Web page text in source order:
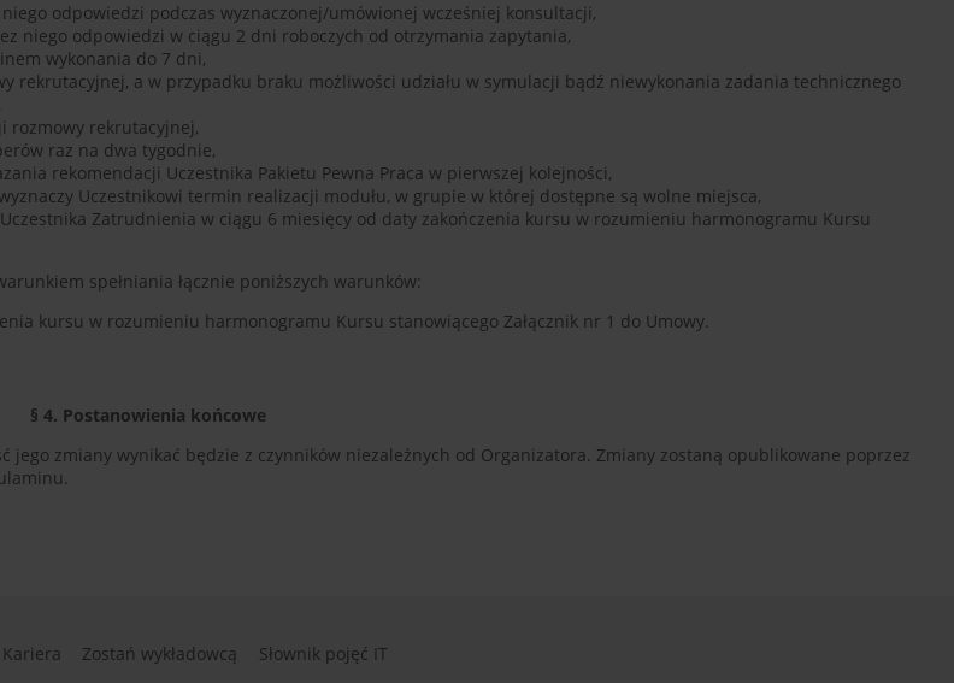
odpowiedzi podczas wyznaczonej/umówionej wcześniej konsultacji,
niego odpowiedzi w ciągu 2 dni roboczych od otrzymania zapytania,
wykonania do 7 dni,
a w przypadku braku możliwości udziału w symulacji bądź niewykonania zadania technicznego
rozmowy rekrutacyjnej,
raz na dwa tygodnie,
rekomendacji Uczestnika Pakietu Pewna Praca w pierwszej kolejności,
Uczestnikowi termin realizacji modułu, w grupie w której dostępne są wolne miejsca,
Zatrudnienia w ciągu 6 miesięcy od daty zakończenia kursu w rozumieniu harmonogramu Kursu
spełniania łącznie poniższych warunków:
kursu w rozumieniu harmonogramu Kursu stanowiącego Załącznik nr 1 do Umowy.
§ 4. Postanowienia końcowe
zmiany wynikać będzie z czynników niezależnych od Organizatora. Zmiany zostaną opublikowane poprzez
Kariera Zostań wykładowcą Słownik pojęć IT